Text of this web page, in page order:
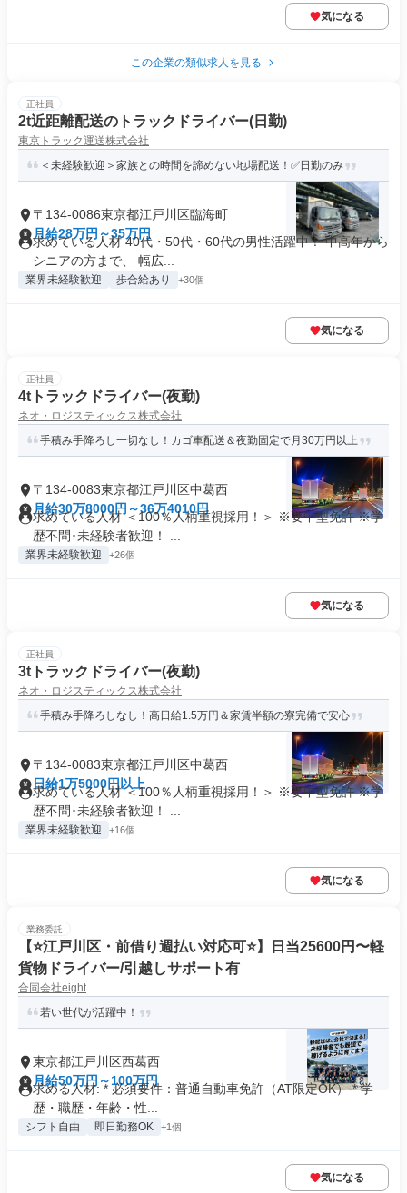
気になる
この企業の類似求人を見る
正社員
2t近距離配送のトラックドライバー(日勤)
東京トラック運送株式会社
＜未経験歓迎＞家族との時間を諦めない地場配送！✅日勤のみ
〒134-0086東京都江戸川区臨海町
月給28万円～35万円
求めている人材 40代・50代・60代の男性活躍中！ 中高年から
シニアの方まで、 幅広...
業界未経験歓迎 歩合給あり +30個
気になる
正社員
4tトラックドライバー(夜勤)
ネオ・ロジスティックス株式会社
手積み手降ろし一切なし！カゴ車配送＆夜勤固定で月30万円以上
〒134-0083東京都江戸川区中葛西
月給30万8000円～36万4010円
求めている人材 ＜100％人柄重視採用！＞ ※要中型免許 ※学
歴不問･未経験者歓迎！ ...
業界未経験歓迎 +26個
気になる
正社員
3tトラックドライバー(夜勤)
ネオ・ロジスティックス株式会社
手積み手降ろしなし！高日給1.5万円＆家賃半額の寮完備で安心
〒134-0083東京都江戸川区中葛西
日給1万5000円以上
求めている人材 ＜100％人柄重視採用！＞ ※要中型免許 ※学
歴不問･未経験者歓迎！ ...
業界未経験歓迎 +16個
気になる
業務委託
【⭐️江戸川区・前借り週払い対応可⭐️】日当25600円〜軽
貨物ドライバー/引越しサポート有
合同会社eight
若い世代が活躍中！
東京都江戸川区西葛西
月給50万円～100万円
求める人材: * 必須要件：普通自動車免許（AT限定OK） * 学
歴・職歴・年齢・性...
シフト自由 即日勤務OK +1個
気になる